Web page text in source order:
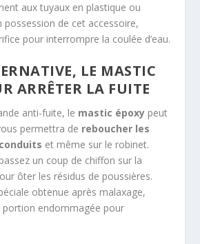
aux tuyaux en plastique ou
possession de cet accessoire,
pour interrompre la coulée d’eau.
LE MASTIC
ARRÊTER LA FUITE
anti-fuite, le mastic époxy peut
permettra de reboucher les
et même sur le robinet.
un coup de chiffon sur la
ôter les résidus de poussières.
obtenue après malaxage,
portion endommagée pour